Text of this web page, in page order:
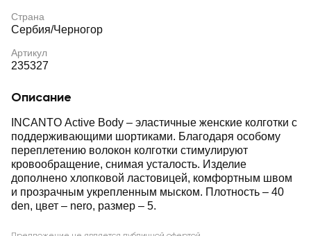
Страна
Сербия/Черногор
Артикул
235327
Описание
INCANTO Active Body – эластичные женские колготки с
поддерживающими шортиками. Благодаря особому
переплетению волокон колготки стимулируют
кровообращение, снимая усталость. Изделие
дополнено хлопковой ластовицей, комфортным швом
и прозрачным укрепленным мыском. Плотность – 40
den, цвет – nero, размер – 5.